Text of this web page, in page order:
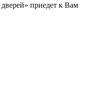
приедет к Вам